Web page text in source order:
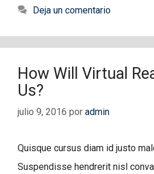
Deja un comentario
How Will Virtual
Us?
julio 9, 2016 por admin
Quisque cursus diam id justo
Suspendisse hendrerit nisl